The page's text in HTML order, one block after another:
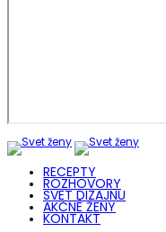
RECEPTY
ROZHOVORY
SVET DIZAJNU
AKČNÉ ŽENY
KONTAKT